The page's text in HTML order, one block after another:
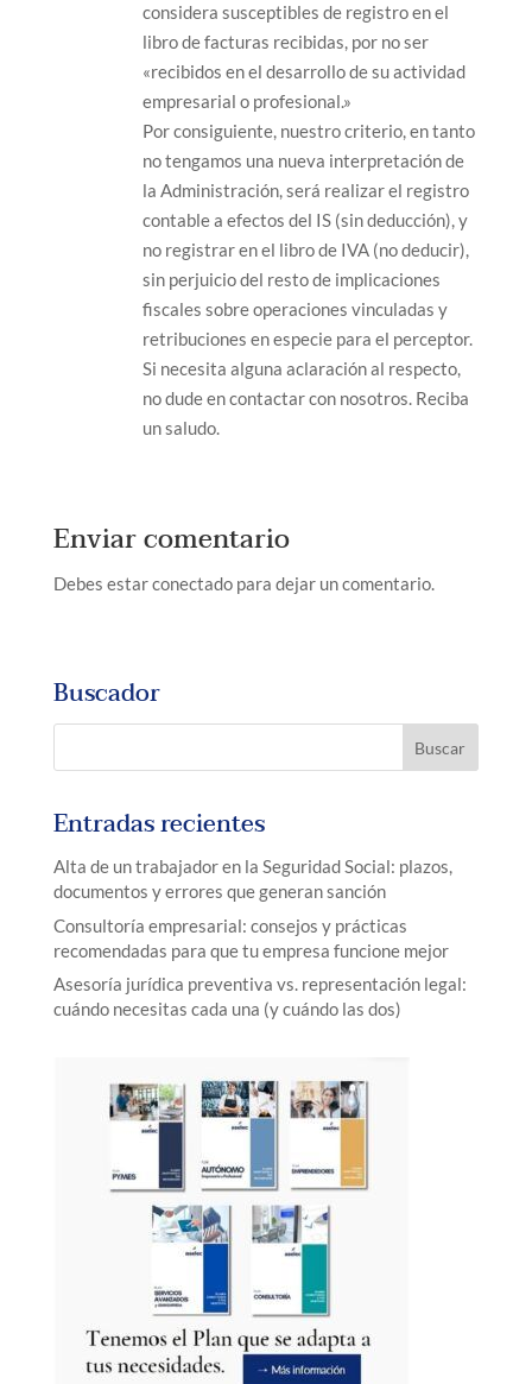
considera susceptibles de registro en el
libro de facturas recibidas, por no ser
«recibidos en el desarrollo de su actividad
empresarial o profesional.»
Por consiguiente, nuestro criterio, en tanto
no tengamos una nueva interpretación de
la Administración, será realizar el registro
contable a efectos del IS (sin deducción), y
no registrar en el libro de IVA (no deducir),
sin perjuicio del resto de implicaciones
fiscales sobre operaciones vinculadas y
retribuciones en especie para el perceptor.
Si necesita alguna aclaración al respecto,
no dude en contactar con nosotros. Reciba
un saludo.
Enviar comentario
Debes estar conectado para dejar un comentario.
Buscador
Entradas recientes
Alta de un trabajador en la Seguridad Social: plazos,
documentos y errores que generan sanción
Consultoría empresarial: consejos y prácticas
recomendadas para que tu empresa funcione mejor
Asesoría jurídica preventiva vs. representación legal:
cuándo necesitas cada una (y cuándo las dos)